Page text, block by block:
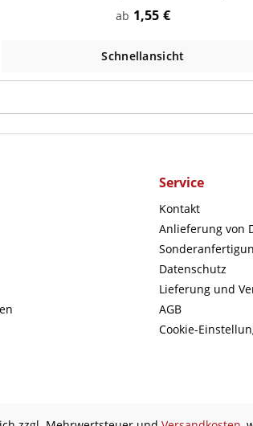
ab 1,55 €
Schnellansicht
Service
Kontakt
Anlieferung von
Datenschutz
Lieferung und
AGB
Cookie-